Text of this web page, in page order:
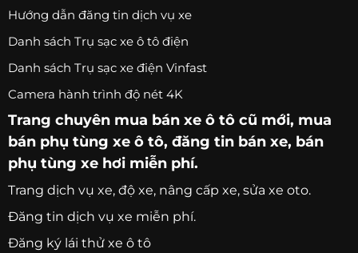
Hướng dẫn đăng tin dịch vụ xe
Danh sách Trụ sạc xe ô tô điện
Danh sách Trụ sạc xe điện Vinfast
Camera hành trình độ nét 4K
Trang chuyên mua bán xe ô tô cũ mới, mua
bán phụ tùng xe ô tô, đăng tin bán xe, bán
phụ tùng xe hơi miễn phí.
Trang dịch vụ xe, độ xe, nâng cấp xe, sửa xe oto.
Đăng tin dịch vụ xe miễn phí.
Đăng ký lái thử xe ô tô